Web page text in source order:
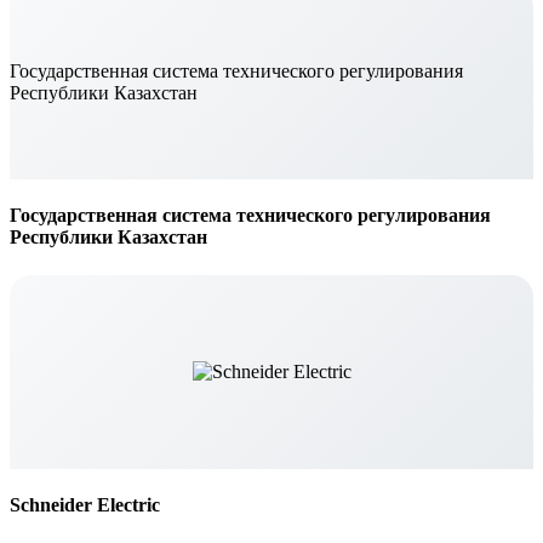
Государственная система технического регулирования
Республики Казахстан
Государственная система технического регулирования
Республики Казахстан
Schneider Electric